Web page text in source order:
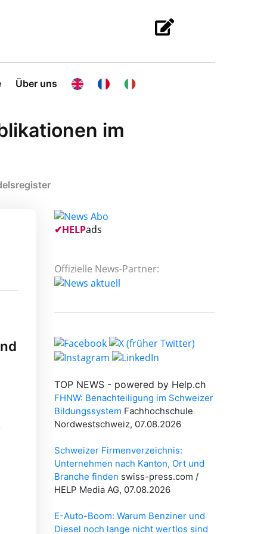
Über uns
im
✔HELPads
Offizielle News-Partner: